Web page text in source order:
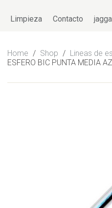
Limpieza Contacto
Home / Shop / Lineas de
ESFERO BIC PUNTA MEDIA